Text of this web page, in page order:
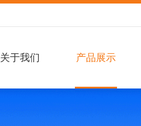
关于我们 产品展示